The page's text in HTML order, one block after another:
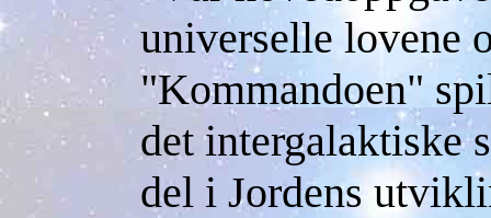
universelle lovene
"Kommandoen"
det intergalaktiske
del i Jordens